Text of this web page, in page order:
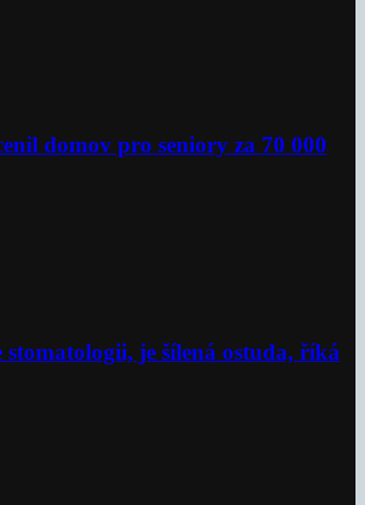
domov pro seniory za 70 000
stomatologii, je šílená ostuda, říká